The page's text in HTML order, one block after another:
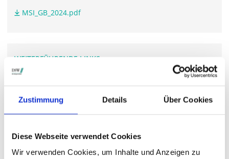
Zustimmung Details Über Cookies
Diese Webseite verwendet Cookies
Wir verwenden Cookies, um Inhalte und Anzeigen zu
MSI_GB_2024.pdf
WEITERFÜHRENDE LINKS
www.ms-industrie.de/.../
Die DSW vertritt Ihre Stimmrechteauf sämtlichen
wichtigen Hauptversammlungen in Deutschland.